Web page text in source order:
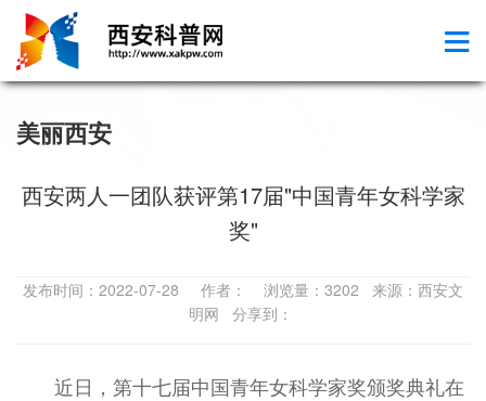
美丽西安
西安两人一团队获评第17届"中国青年女科学家
奖"
发布时间：2022-07-28 作者： 浏览量：3202 来源：西安文
明网 分享到：
近日，第十七届中国青年女科学家奖颁奖典礼在